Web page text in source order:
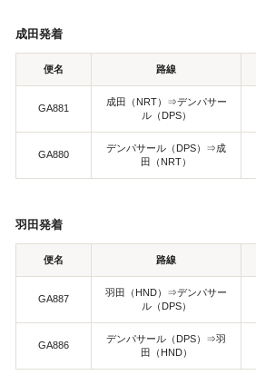
選ばれる理由 サ
採用情報 企
お問合わせ
成田発着
便名 路線
GA881
成田（NRT）⇒デンパサー
ル（DPS）
GA880
デンパサール（DPS）⇒成
田（NRT）
羽田発着
便名 路線
GA887
羽田（HND）⇒デンパサー
ル（DPS）
GA886
デンパサール（DPS）⇒羽
田（HND）